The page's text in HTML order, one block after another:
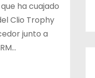
ha cuajado
Clio Trophy
junto a